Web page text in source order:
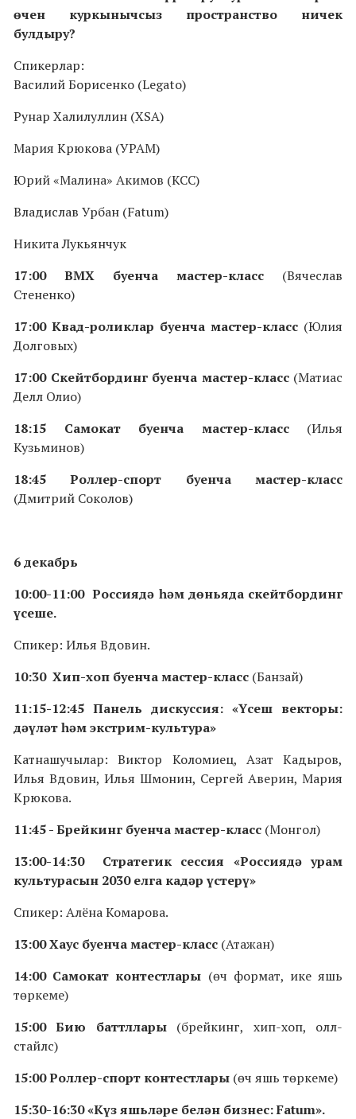
өчен куркынычсыз пространство ничек
булдыру?
Спикерлар:
Василий Борисенко (Legato)
Рунар Халилуллин (XSA)
Мария Крюкова (УРАМ)
Юрий «Малина» Акимов (КСС)
Владислав Урбан (Fatum)
Никита Лукьянчук
17:00 BMX буенча мастер-класс (Вячеслав
Стененко)
17:00 Квад-роликлар буенча мастер-класс (Юлия
Долговых)
17:00 Скейтбординг буенча мастер-класс(Матиас
Делл Олио)
18:15 Самокат буенча мастер-класс(Илья
Кузьминов)
18:45 Роллер-спорт буенча мастер-класс
(Дмитрий Соколов)
6 декабрь
10:00-11:00 Россиядә һәм дөньяда скейтбординг
үсеше.
Спикер: Илья Вдовин.
10:30 Хип-хоп буенча мастер-класс (Банзай)
11:15-12:45 Панель дискуссия: «Үсеш векторы:
дәүләт һәм экстрим-культура»
Катнашучылар: Виктор Коломиец, Азат Кадыров,
Илья Вдовин, Илья Шмонин, Сергей Аверин, Мария
Крюкова.
11:45 - Брейкинг буенча мастер-класс (Монгол)
13:00-14:30 Стратегик сессия «Россиядә урам
культурасын 2030 елга кадәр үстерү»
Спикер: Алёна Комарова.
13:00 Хаус буенча мастер-класс (Атажан)
14:00 Самокат контестлары (өч формат, ике яшь
төркеме)
15:00 Бию баттллары(брейкинг, хип-хоп, олл-
стайлс)
15:00 Роллер-спорт контестлары (өч яшь төркеме)
15:30-16:30 «Күз яшьләре белән бизнес: Fatum».